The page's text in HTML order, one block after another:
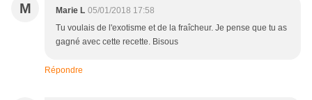
M Marie L 05/01/2018 17:58
Tu voulais de l'exotisme et de la fraîcheur. Je pense que tu as
gagné avec cette recette. Bisous
Répondre